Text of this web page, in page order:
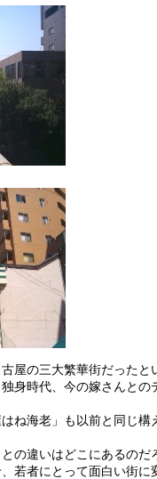
屋の三大繁華街だった
身時代、今の嫁さんと
ね海老」も以前と同じ
の違いはどこにあるの
若者にとって面白い街